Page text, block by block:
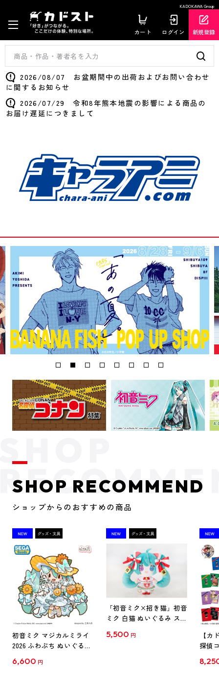
KADOKAWA Group
カート ログイン 新規登録
2026/08/07 お盆期間中の出荷およびお問い合わせ
に関するお知らせ
2026/07/29 令和8年熊本地震の影響による商品の
お届け遅延につきまして
SHOP RECOMMEND
ショップからのおすすめの商品
初音ミク マジカルミライ
2026 ふわぷち ぬいぐるみ
6,600 円
「初音ミク×招き猫」初音
ミク 白猫 ぬいぐるみ スタ
5,500 円
【カ
探偵
クリ